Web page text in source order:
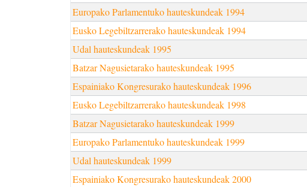
Europako Parlamentuko hauteskundeak 1994
Eusko Legebiltzarrerako hauteskundeak 1994
Udal hauteskundeak 1995
Batzar Nagusietarako hauteskundeak 1995
Espainiako Kongresurako hauteskundeak 1996
Eusko Legebiltzarrerako hauteskundeak 1998
Batzar Nagusietarako hauteskundeak 1999
Europako Parlamentuko hauteskundeak 1999
Udal hauteskundeak 1999
Espainiako Kongresurako hauteskundeak 2000